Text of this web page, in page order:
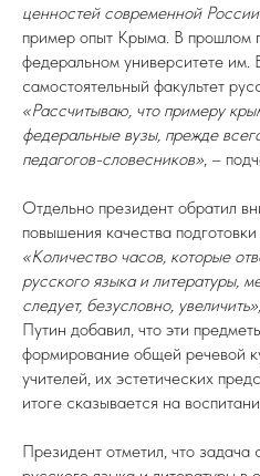
ценностей современной
пример опыт Крыма. В прошлом
федеральном университете им.
самостоятельный факультет
«Рассчитываю, что примеру
федеральные вузы, прежде
педагогов-словесников», –
Отдельно президент обратил
повышения качества
«Количество часов, которые
русского языка и литературы,
следует, безусловно, увеличить»,
Путин добавил, что эти
формирование общей речевой
учителей, их эстетических
итоге сказывается на
Президент отметил, что